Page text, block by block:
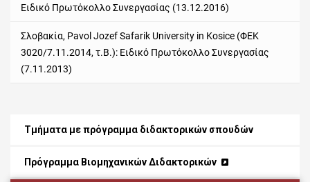
Ειδικό Πρωτόκολλο Συνεργασίας (13.12.2016)
Σλοβακία, Pavol Jozef Safarik University in Kosice (ΦΕΚ
3020/7.11.2014, τ.Β.): Ειδικό Πρωτόκολλο Συνεργασίας
(7.11.2013)
Τμήματα με πρόγραμμα διδακτορικών σπουδών
Πρόγραμμα Βιομηχανικών Διδακτορικών